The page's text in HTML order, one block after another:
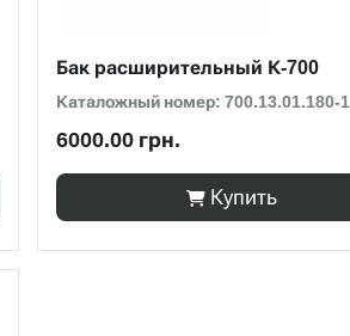
Бак расширительный К-700
Каталожный номер: 700.13.01.180-1
6000.00 грн.
Купить